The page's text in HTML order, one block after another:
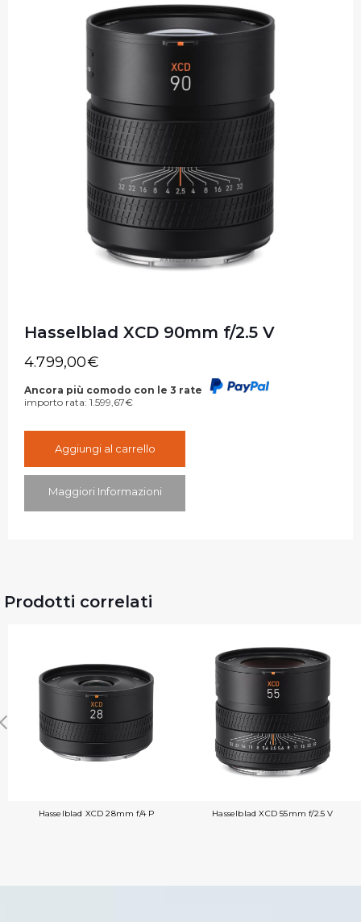
Hasselblad XCD 90mm f/2.5 V
4.799,00€
Ancora più comodo con le 3 rate
importo rata: 1.599,67€
Aggiungi al carrello
Maggiori Informazioni
Prodotti correlati
Hasselblad XCD 28mm f/4 P Hasselblad XCD 55mm f/2.5 V